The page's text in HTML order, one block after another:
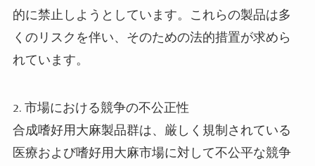
的に禁止しようとしています。これらの製品は多
くのリスクを伴い、そのための法的措置が求めら
れています。
2. 市場における競争の不公正性
合成嗜好用大麻製品群は、厳しく規制されている
医療および嗜好用大麻市場に対して不公平な競争